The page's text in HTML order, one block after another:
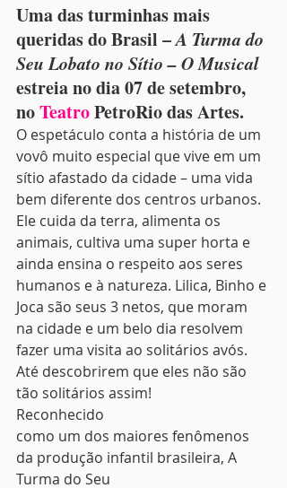
Uma das turminhas mais
queridas do Brasil – A Turma do
Seu Lobato no Sítio – O Musical
estreia no dia 07 de setembro,
no Teatro PetroRio das Artes.
O espetáculo conta a história de um
vovô muito especial que vive em um
sítio afastado da cidade – uma vida
bem diferente dos centros urbanos.
Ele cuida da terra, alimenta os
animais, cultiva uma super horta e
ainda ensina o respeito aos seres
humanos e à natureza. Lilica, Binho e
Joca são seus 3 netos, que moram
na cidade e um belo dia resolvem
fazer uma visita ao solitários avós.
Até descobrirem que eles não são
tão solitários assim!
Reconhecido
como um dos maiores fenômenos
da produção infantil brasileira, A
Turma do Seu